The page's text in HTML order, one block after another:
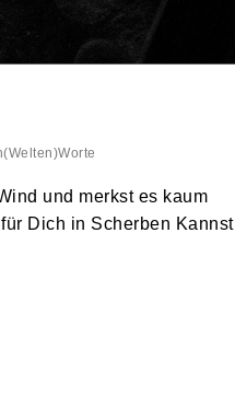
und merkst es kaum
Dich in Scherben Kannst